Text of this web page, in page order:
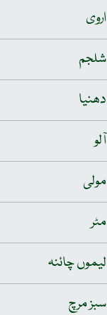
اروی
شلجم
دھنیا
آلو
مولی
مٹر
لیموں چائنہ
سبز مرچ